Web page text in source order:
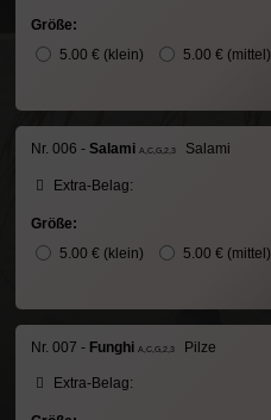
Größe:
5.00 € (klein) 5.00 € (mittel)
Nr. 006 - Salami A,C,G,2,3 Salami
Extra-Belag:
Größe:
5.00 € (klein) 5.00 € (mittel)
Nr. 007 - Funghi A,C,G,2,3 Pilze
Extra-Belag: